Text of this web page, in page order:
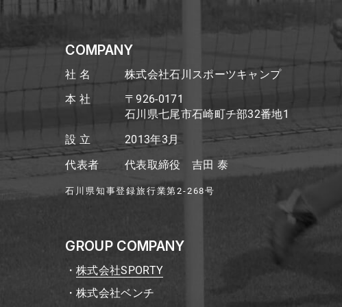
COMPANY
社 名
株式会社石川スポーツキャンプ
本 社
〒926-0171
石川県七尾市石崎町チ部32番地1
設 立
2013年3月
代表者
代表取締役 吉田 泰
石川県知事登録旅行業第2-268号
GROUP COMPANY
株式会社SPORTY
株式会社ベンチ